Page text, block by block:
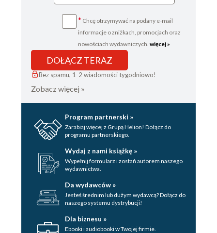
* Chcę otrzymywać na podany e-mail
informacje o zniżkach, promocjach oraz
nowościach wydawniczych. więcej »
DOŁĄCZ TERAZ
Bez spamu, 1-2 wiadomości tygodniowo!
Zobacz więcej »
Program partnerski »
Zarabiaj więcej z Grupą Helion! Dołącz do
programu partnerskiego.
Wydaj z nami książkę »
Wypełnij formularz i zostań autorem naszego
wydawnictwa.
Da wydawców »
Jesteś średnim lub dużym wydawcą? Dołącz do
naszego systemu dystrybucji!
Dla biznesu »
Ebooki i audiobooki w Twojej firmie.